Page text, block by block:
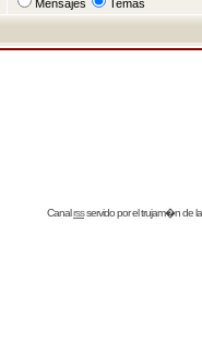
Mensajes Temas
Canalrssservido por eltrujam�nde